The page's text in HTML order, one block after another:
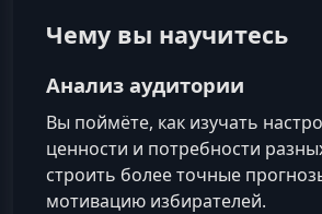
Чему вы научитесь
Анализ аудитории
Вы поймёте, как изучать
ценности и потребности
строить более точные
мотивацию избирателей.